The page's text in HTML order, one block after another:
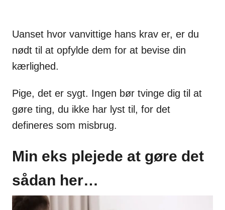
Uanset hvor vanvittige hans krav er, er du
nødt til at opfylde dem for at bevise din
kærlighed.
Pige, det er sygt. Ingen bør tvinge dig til at
gøre ting, du ikke har lyst til, for det
defineres som misbrug.
Min eks plejede at gøre det
sådan her…